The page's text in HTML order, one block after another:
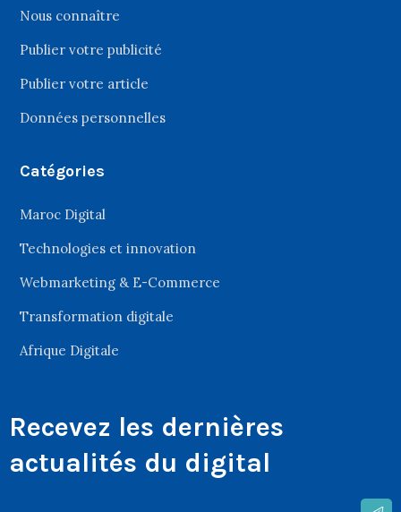
Nous connaître
Publier votre publicité
Publier votre article
Données personnelles
Catégories
Maroc Digital
Technologies et innovation
Webmarketing & E-Commerce
Transformation digitale
Afrique Digitale
Recevez les dernières
actualités du digital